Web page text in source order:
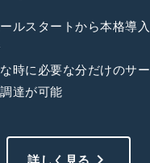
ルスタートから本格導入
時に必要な分だけのサー
達が可能